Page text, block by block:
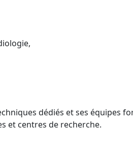
dédiés et ses
et centres de recherche.